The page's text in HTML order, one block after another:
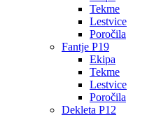
Tekme
Lestvice
Poročila
Fantje P19
Ekipa
Tekme
Lestvice
Poročila
Dekleta P12